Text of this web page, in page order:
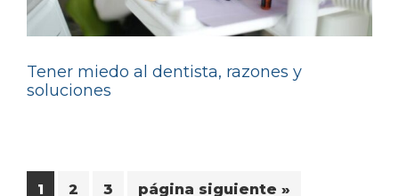
Tener miedo al dentista, razones y
soluciones
Página
1 Página
2 Página
3
Ir
página siguiente »